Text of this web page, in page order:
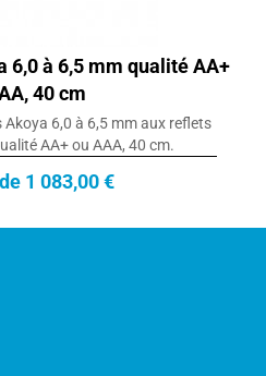
6,0 à 6,5 mm qualité AA+
40 cm
Akoya 6,0 à 6,5 mm aux reflets
AA+ ou AAA, 40 cm.
1 083,00 €